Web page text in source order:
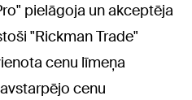
pielāgoja un akceptēja
"Rickman Trade"
cenu līmeņa
cenu